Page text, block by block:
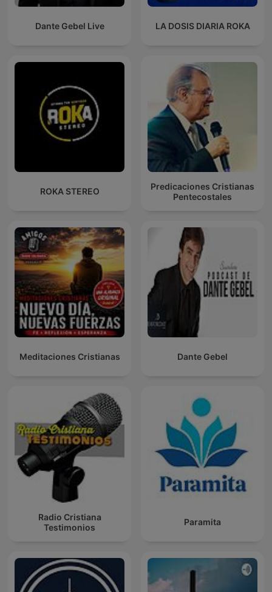
Dante Gebel Live LA DOSIS DIARIA ROKA
ROKA STEREO
Predicaciones Cristianas
Pentecostales
Meditaciones Cristianas Dante Gebel
Radio Cristiana
Testimonios
Paramita